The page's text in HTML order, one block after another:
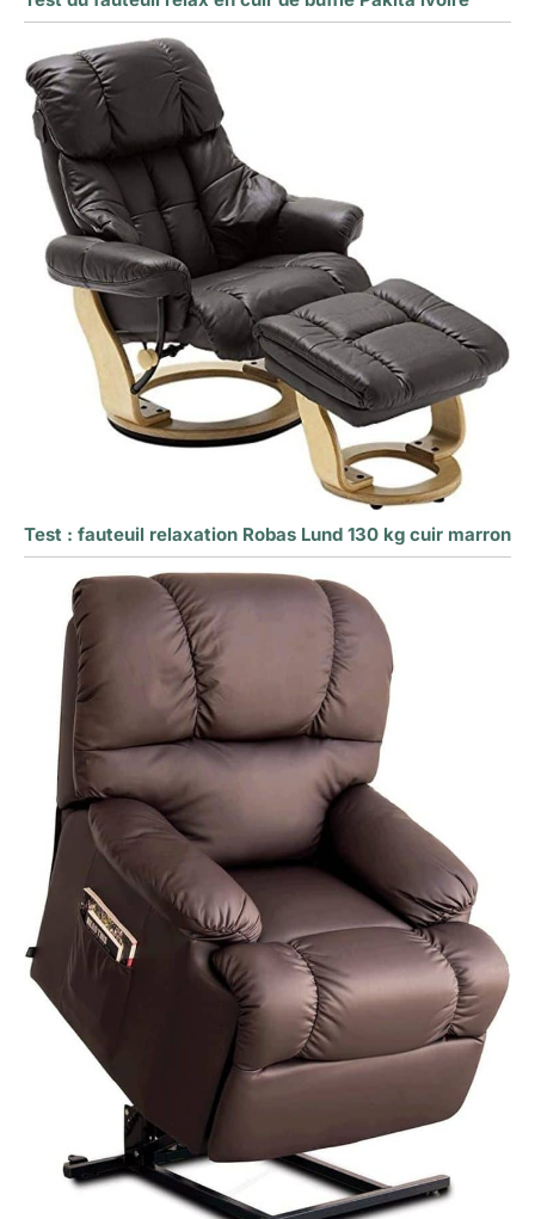
Test : fauteuil relaxation Robas Lund 130 kg cuir marron